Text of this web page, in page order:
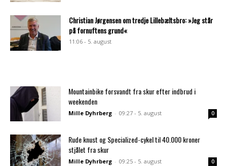
Christian Jørgensen om tredje Lillebæltsbro: »Jeg står
på fornuftens grund«
11:06 - 5. august
Mountainbike forsvandt fra skur efter indbrud i
weekenden
Mille Dyhrberg - 09:27 - 5. august 0
Rude knust og Specialized-cykel til 40.000 kroner
stjålet fra skur
Mille Dyhrberg - 09:25 - 5. august 0